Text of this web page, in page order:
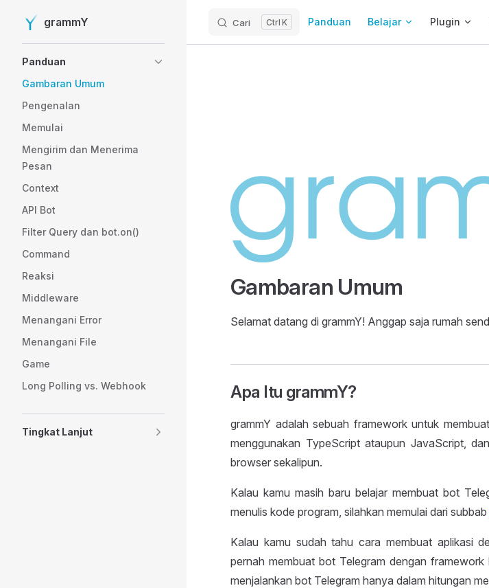
Skip to content
grammY Cari K Panduan Belajar Plugin
Panduan
Gambaran Umum
Pengenalan
Memulai
Mengirim dan Menerima
Pesan
Context
API Bot
Filter Query dan bot.on()
Command
Reaksi
Middleware
Menangani Error
Menangani File
Game
Long Polling vs. Webhook
Tingkat Lanjut
Gambaran Umum
Selamat datang di grammY! Anggap saja rumah
Apa Itu grammY?
grammY adalah sebuah framework untuk
menggunakan TypeScript ataupun JavaScript,
browser sekalipun.
Kalau kamu masih baru belajar membuat bot
menulis kode program, silahkan memulai dari subbab
Kalau kamu sudah tahu cara membuat aplikasi
pernah membuat bot Telegram dengan
menjalankan bot Telegram hanya dalam hitungan